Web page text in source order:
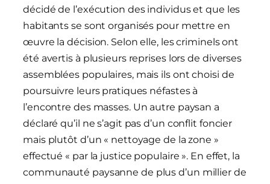
décidé de l’exécution des individus et que les
habitants se sont organisés pour mettre en
œuvre la décision. Selon elle, les criminels ont
été avertis à plusieurs reprises lors de diverses
assemblées populaires, mais ils ont choisi de
poursuivre leurs pratiques néfastes à
l’encontre des masses. Un autre paysan a
déclaré qu’il ne s’agit pas d’un conflit foncier
mais plutôt d’un « nettoyage de la zone »
effectué « par la justice populaire ». En effet, la
communauté paysanne de plus d’un millier de